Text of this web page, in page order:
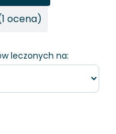
leczonych na:
ocena)